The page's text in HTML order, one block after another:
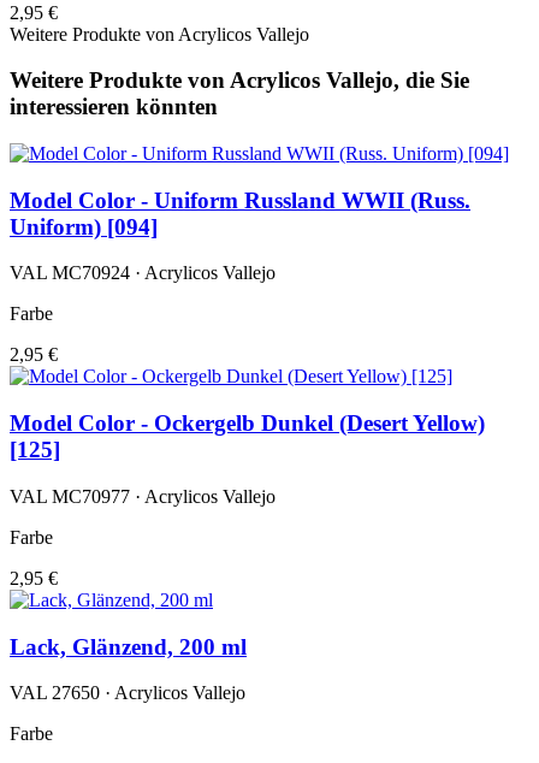
2,95 €
Weitere Produkte von Acrylicos Vallejo
Weitere Produkte von Acrylicos Vallejo, die Sie
interessieren könnten
Model Color - Uniform Russland WWII (Russ.
Uniform) [094]
VAL MC70924 · Acrylicos Vallejo
Farbe
2,95 €
Model Color - Ockergelb Dunkel (Desert Yellow)
[125]
VAL MC70977 · Acrylicos Vallejo
Farbe
2,95 €
Lack, Glänzend, 200 ml
VAL 27650 · Acrylicos Vallejo
Farbe